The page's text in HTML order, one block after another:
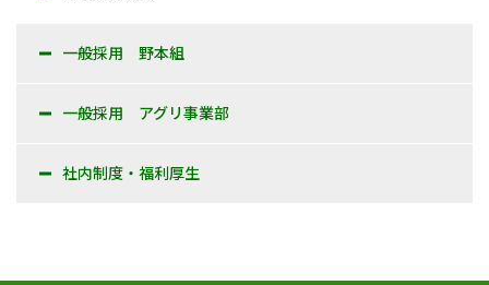
一般採用 野本組
一般採用 アグリ事業部
社内制度・福利厚生